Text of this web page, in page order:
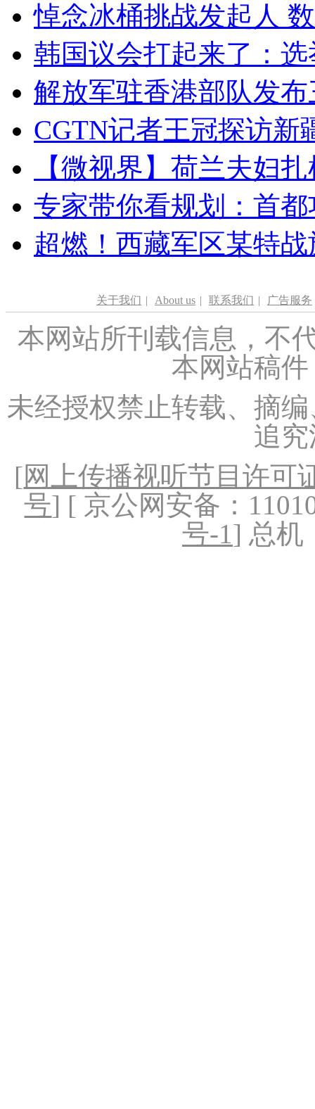
悼念冰桶挑战发起人
韩国议会打起来了：
解放军驻香港部队发
CGTN记者王冠探访新
【微视界】荷兰夫妇
专家带你看规划：首
超燃！西藏军区某特
关于我们 | About us | 联系我们 | 广告服务
本网站所刊载信息，不
本网站稿
未经授权禁止转载、摘
追
[网上传播视听节目许可
号] [ 京公网安备：
号-1] 总机